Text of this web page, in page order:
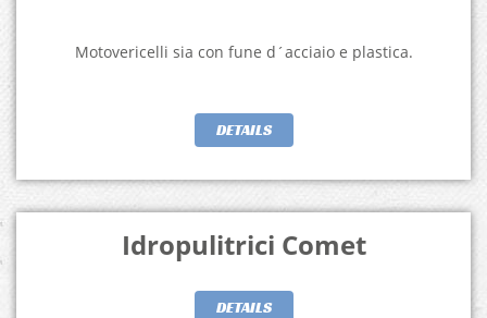
Motovericelli sia con fune d´acciaio e plastica.
DETAILS
Idropulitrici Comet
DETAILS